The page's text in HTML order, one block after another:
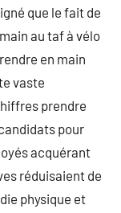
que le fait de
au taf à vélo
en main
vaste
prendre
pour
acquérant
réduisaient de
physique et